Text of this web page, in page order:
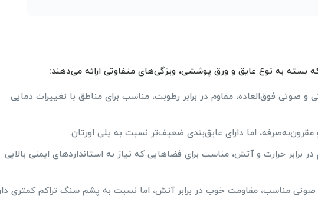
بسته به نوع عایق و ورق پوششی، ویژگی‌های متفاوتی ارائه می‌دهند:
و صوتی فوق‌العاده، مقاوم در برابر رطوبت، مناسب برای مناطق با تغییرات دمایی
اما دارای عایق‌بندی ضعیف‌تر نسبت به پلی اورتان.
برابر حرارت و آتش، مناسب برای فضاهایی که نیاز به استانداردهای ایمنی بالایی
صوتی مناسب، مقاومت خوب در برابر آتش، اما نسبت به پشم سنگ تراکم کمتری